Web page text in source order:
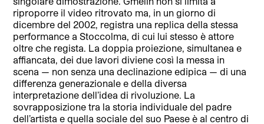
riproporre il video ritrovato ma, in un giorno di
dicembre del 2002, registra una replica della stessa
performance a Stoccolma, di cui lui stesso è attore
oltre che regista. La doppia proiezione, simultanea e
affiancata, dei due lavori diviene così la messa in
scena — non senza una declinazione edipica — di una
differenza generazionale e della diversa
interpretazione dell’idea di rivoluzione. La
sovrapposizione tra la storia individuale del padre
dell’artista e quella sociale del suo Paese è al centro di